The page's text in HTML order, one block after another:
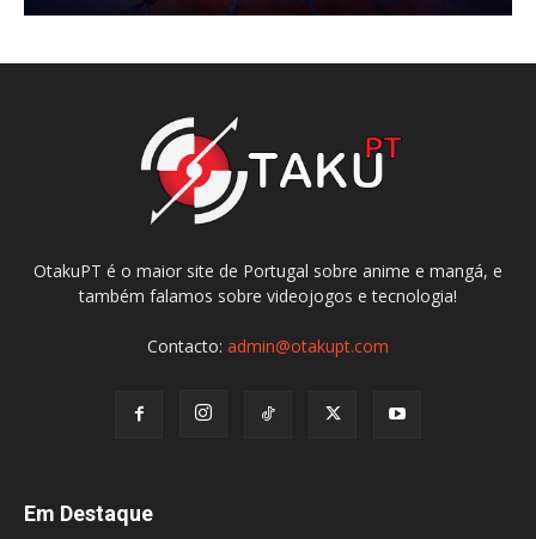
OtakuPT é o maior site de Portugal sobre anime e mangá, e
também falamos sobre videojogos e tecnologia!
Contacto: admin@otakupt.com
Em Destaque